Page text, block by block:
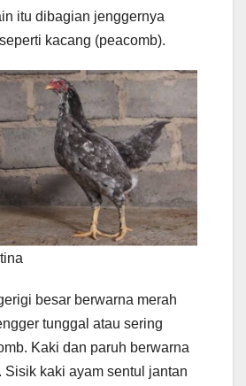
itu dibagian jenggernya
kacang (peacomb).
besar berwarna merah
tunggal atau sering
Kaki dan paruh berwarna
Sisik kaki ayam sentul jantan